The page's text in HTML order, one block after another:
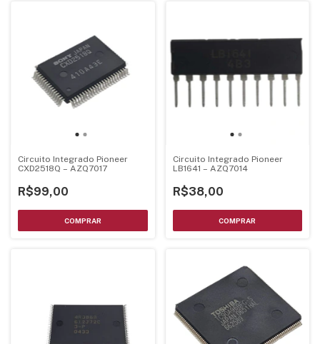
Circuito Integrado Pioneer
CXD2518Q – AZQ7017
R$99,00
Circuito Integrado Pioneer
LB1641 – AZQ7014
R$38,00